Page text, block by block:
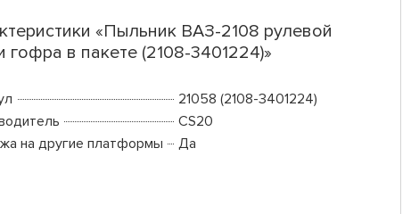
«Пыльник ВАЗ-2108 рулевой
гофра в пакете (2108-3401224)»
21058 (2108-3401224)
CS20
на другие платформы
Да